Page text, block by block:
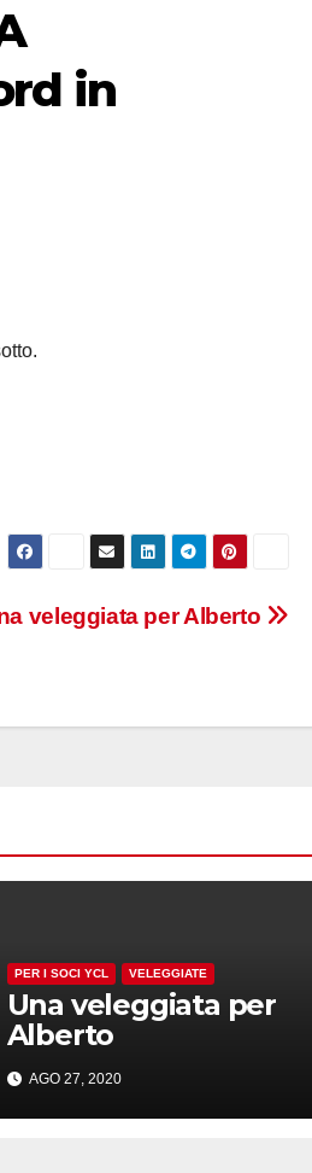
in
veleggiata per Alberto
PER I SOCI YCL VELEGGIATE
Una veleggiata per
Alberto
AGO 27, 2020